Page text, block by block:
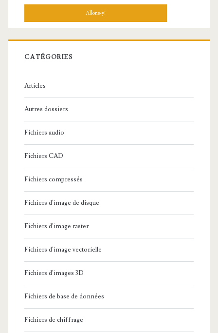
h
r
c
:
CATÉGORIES
Articles
Autres dossiers
Fichiers audio
Fichiers CAD
Fichiers compressés
Fichiers d'image de disque
Fichiers d'image raster
Fichiers d'image vectorielle
Fichiers d'images 3D
Fichiers de base de données
Fichiers de chiffrage